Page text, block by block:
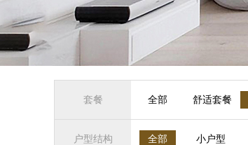
套餐 全部 舒适套餐
户型结构 全部 小户型